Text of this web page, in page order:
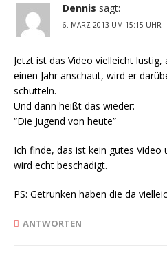
Dennis sagt:
6. MÄRZ 2013 UM 15:15 UHR
Jetzt ist das Video vielleicht
einen Jahr anschaut, wird er
schütteln.
Und dann heißt das wieder:
“Die Jugend von heute”
Ich finde, das ist kein gutes Video
wird echt beschädigt.
PS: Getrunken haben die da
ANTWORTEN